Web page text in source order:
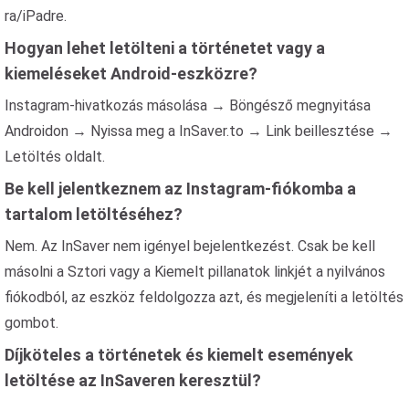
ra/iPadre.
Hogyan lehet letölteni a történetet vagy a
kiemeléseket Android-eszközre?
Instagram-hivatkozás másolása → Böngésző megnyitása
Androidon → Nyissa meg a InSaver.to → Link beillesztése →
Letöltés oldalt.
Be kell jelentkeznem az Instagram-fiókomba a
tartalom letöltéséhez?
Nem. Az InSaver nem igényel bejelentkezést. Csak be kell
másolni a Sztori vagy a Kiemelt pillanatok linkjét a nyilvános
fiókodból, az eszköz feldolgozza azt, és megjeleníti a letöltés
gombot.
Díjköteles a történetek és kiemelt események
letöltése az InSaveren keresztül?